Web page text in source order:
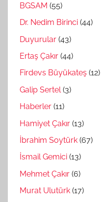
BGSAM (55)
Dr. Nedim Birinci (44)
Duyurular (43)
Ertaş Çakır (44)
Firdevs Büyükateş (12)
Galip Sertel (3)
Haberler (11)
Hamiyet Çakır (13)
İbrahim Soytürk (67)
İsmail Gemici (13)
Mehmet Çakır (6)
Murat Ulutürk (17)